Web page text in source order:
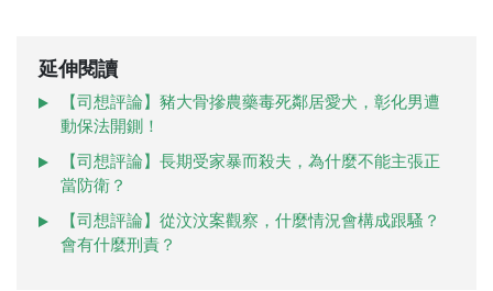
延伸閱讀
【司想評論】豬大骨摻農藥毒死鄰居愛犬，彰化男遭
動保法開鍘！
【司想評論】長期受家暴而殺夫，為什麼不能主張正
當防衛？
【司想評論】從汶汶案觀察，什麼情況會構成跟騷？
會有什麼刑責？